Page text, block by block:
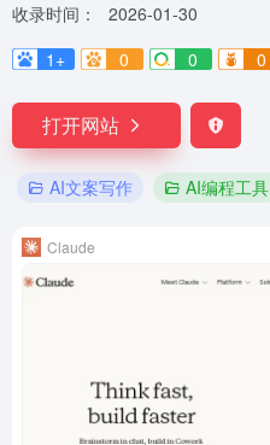
收录时间：
2026-01-30
1+
0 0 0
打开网站
AI文案写作 AI编程工具
Claude